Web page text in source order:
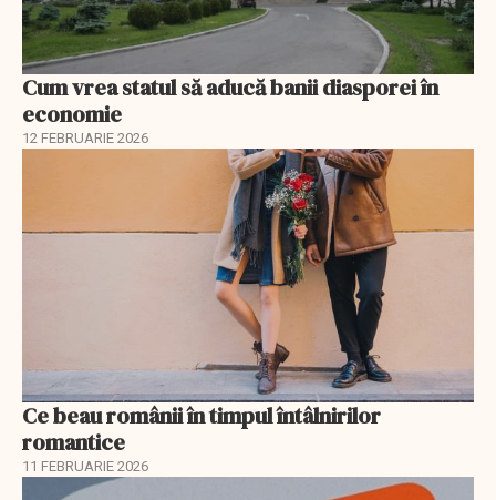
Cum vrea statul să aducă banii diasporei în
economie
12 FEBRUARIE 2026
Ce beau românii în timpul întâlnirilor
romantice
11 FEBRUARIE 2026